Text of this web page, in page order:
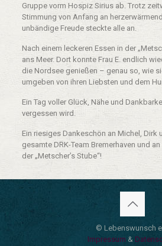
Gruppe vorm Hospiz Sirius ab. Trotz
Stimmung von Anfang an
unbändige Freude steckte alle an.
Nach einem leckeren Essen in der
ans Meer. Dort konnte Frau E. endlich
die Nordsee genießen – genau so, wie
umgeben von ihren Liebsten und dem
Ein Tag voller Glück, Nähe und
vergessen wird.
Ein riesiges Dankeschön an Michel, Dirk
gesamte DRK-Team Bremerhaven und
der „Metscher’s Stube“!
© Lebenswunsch
Impressum &